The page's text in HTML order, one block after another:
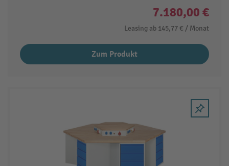
7.180,00 €
Leasing ab 145,77 € / Monat
Zum Produkt